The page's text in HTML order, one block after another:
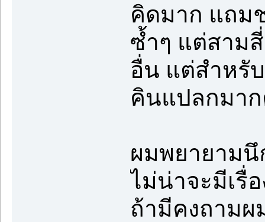
คิดมาก แถม
ซ้ำๆ แต่สาม
อื่น แต่สำหรั
คินแปลกมา
ผมพยายาม
ไม่น่าจะมีเรื่
ถ้ามีคงถามผ